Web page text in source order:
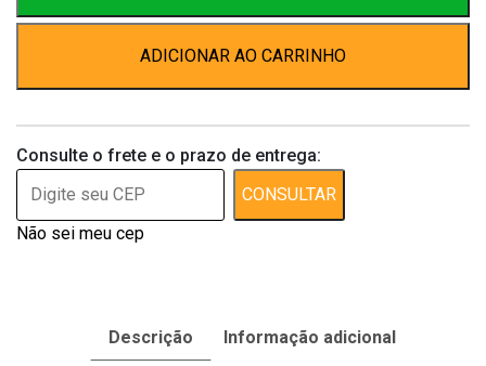
–
quantidade
ADICIONAR AO CARRINHO
Consulte o frete e o prazo de entrega:
CONSULTAR
Não sei meu cep
Descrição Informação adicional